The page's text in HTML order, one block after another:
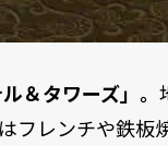
＆タワーズ」。
フレンチや鉄板